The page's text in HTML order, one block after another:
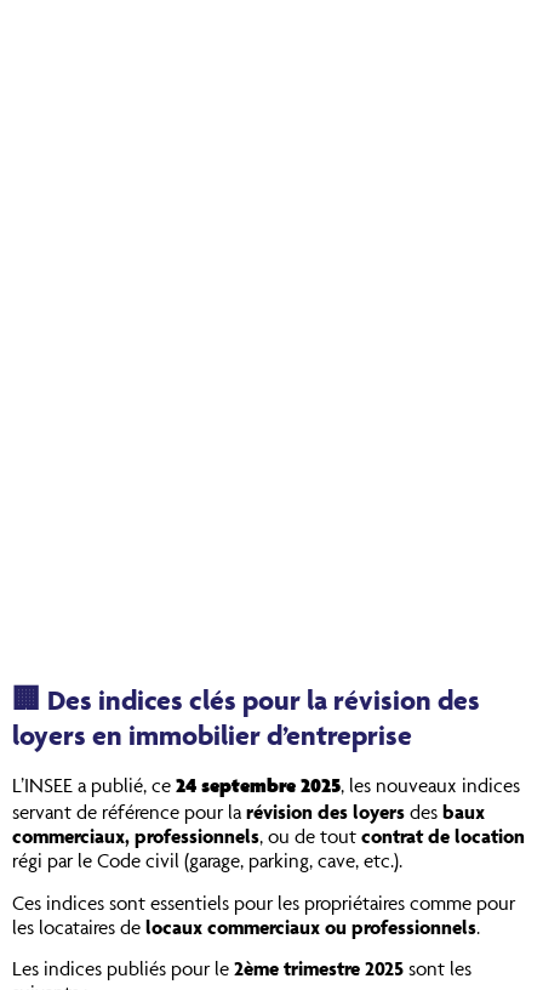
🏢 Des indices clés pour la révision des
loyers en immobilier d’entreprise
L’INSEE a publié, ce 24 septembre 2025, les nouveaux indices
servant de référence pour la révision des loyers des baux
commerciaux, professionnels, ou de tout contrat de location
régi par le Code civil (garage, parking, cave, etc.).
Ces indices sont essentiels pour les propriétaires comme pour
les locataires de locaux commerciaux ou professionnels.
Les indices publiés pour le 2ème trimestre 2025 sont les